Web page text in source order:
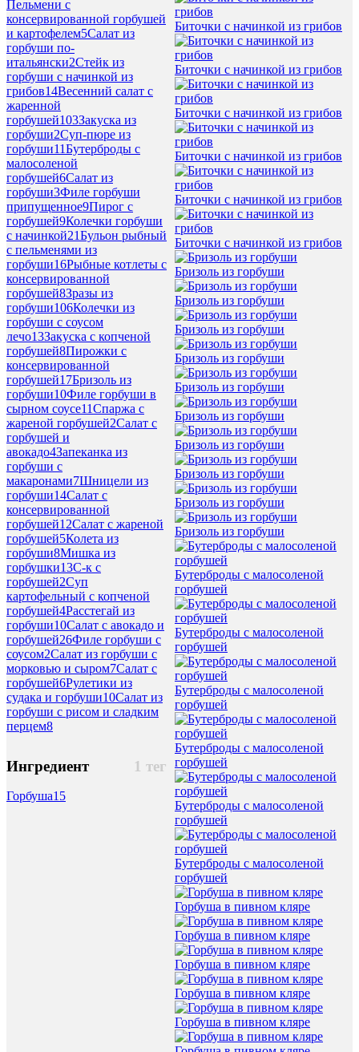
Пельмени с
консервированной горбушей
и картофелем5Салат из
горбуши по-
итальянски2Стейк из
горбуши с начинкой из
грибов14Весенний салат с
жаренной
горбушей103Закуска из
горбуши2Суп-пюре из
горбуши11Бутерброды с
малосоленой
горбушей6Салат из
горбуши3Филе горбуши
припущенное9Пирог с
горбушей9Колечки горбуши
с начинкой21Бульон рыбный
с пельменями из
горбуши16Рыбные котлеты с
консервированной
горбушей8Зразы из
горбуши106Колечки из
горбуши с соусом
лечо13Закуска с копченой
горбушей8Пирожки с
консервированной
горбушей17Бризоль из
горбуши10Филе горбуши в
сырном соусе11Спаржа с
жареной горбушей2Салат с
горбушей и
авокадо4Запеканка из
горбуши с
макаронами7Шницели из
горбуши14Салат с
консервированной
горбушей12Салат с жареной
горбушей5Колета из
горбуши8Мишка из
горбушки13С-к с
горбушей2Суп
картофельный с копченой
горбушей4Расстегай из
горбуши10Салат с авокадо и
горбушей26Филе горбуши с
соусом2Салат из горбуши с
морковью и сыром7Салат с
горбушей6Рулетики из
судака и горбуши10Салат из
горбуши с рисом и сладким
перцем8
1 тег
Ингредиент
Горбуша15
Биточки с начинкой из грибов
Биточки с начинкой из грибов
Биточки с начинкой из грибов
Биточки с начинкой из грибов
Биточки с начинкой из грибов
Биточки с начинкой из грибов
Бризоль из горбуши
Бризоль из горбуши
Бризоль из горбуши
Бризоль из горбуши
Бризоль из горбуши
Бризоль из горбуши
Бризоль из горбуши
Бризоль из горбуши
Бризоль из горбуши
Бризоль из горбуши
Бутерброды с малосоленой
горбушей
Бутерброды с малосоленой
горбушей
Бутерброды с малосоленой
горбушей
Бутерброды с малосоленой
горбушей
Бутерброды с малосоленой
горбушей
Бутерброды с малосоленой
горбушей
Горбуша в пивном кляре
Горбуша в пивном кляре
Горбуша в пивном кляре
Горбуша в пивном кляре
Горбуша в пивном кляре